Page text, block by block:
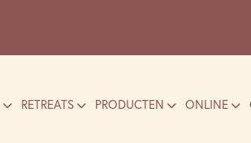
RETREATS PRODUCTEN ONLINE